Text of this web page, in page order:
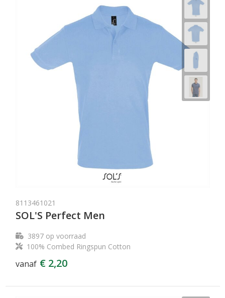
8113461021
SOL'S Perfect Men
3897op voorraad
100% Combed Ringspun Cotton
vanaf € 2,20